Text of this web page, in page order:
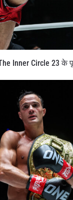
Inner Circle 23 के